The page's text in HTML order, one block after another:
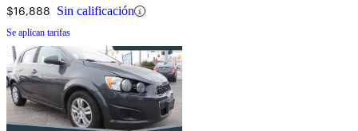
$16,888 Sin calificación
Se aplican tarifas